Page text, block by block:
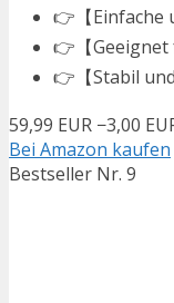
👉【Einfache
👉【Geeignet
👉【Stabil
59,99 EUR −3,00
Bei Amazon kaufen
Bestseller Nr. 9